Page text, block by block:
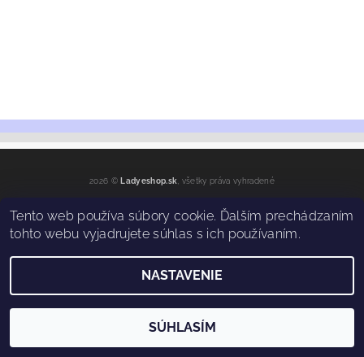
2026 © Ladyeshop.sk , všetky práva vyhradené
Vytvoril Shoptet
Tento web používa súbory cookie. Ďalším prechádzaním
tohto webu vyjadrujete súhlas s ich používaním.
NASTAVENIE
SÚHLASÍM